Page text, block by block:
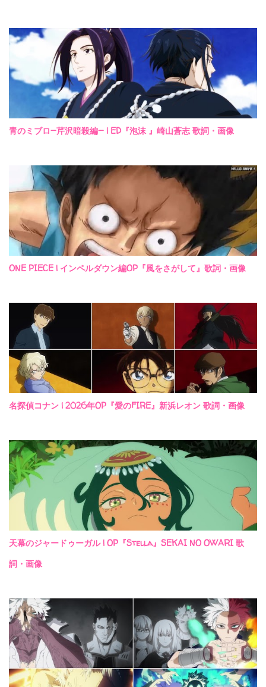
青のミブロ—芹沢暗殺編— | ED『泡沫 』崎山蒼志 歌詞・画像
ONE PIECE | インペルダウン編OP『風をさがして』歌詞・画像
名探偵コナン | 2026年OP『愛のFIRE』新浜レオン 歌詞・画像
天幕のジャードゥーガル | OP『Stella』SEKAI NO OWARI 歌
詞・画像